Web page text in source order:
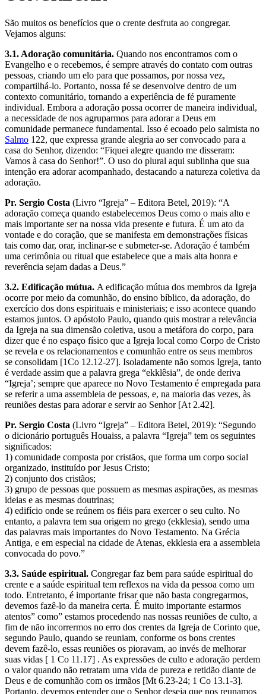
São muitos os benefícios que o crente desfruta ao congregar.
Vejamos alguns:
3.1. Adoração comunitária. Quando nos encontramos com o
Evangelho e o recebemos, é sempre através do contato com outras
pessoas, criando um elo para que possamos, por nossa vez,
compartilhá-lo. Portanto, nossa fé se desenvolve dentro de um
contexto comunitário, tornando a experiência de fé puramente
individual. Embora a adoração possa ocorrer de maneira individual,
a necessidade de nos agruparmos para adorar a Deus em
comunidade permanece fundamental. Isso é ecoado pelo salmista no
Salmo 122, que expressa grande alegria ao ser convocado para a
casa do Senhor, dizendo: “Fiquei alegre quando me disseram:
Vamos à casa do Senhor!”. O uso do plural aqui sublinha que sua
intenção era adorar acompanhado, destacando a natureza coletiva da
adoração.
Pr. Sergio Costa (Livro “Igreja” – Editora Betel, 2019): “A
adoração começa quando estabelecemos Deus como o mais alto e
mais importante ser na nossa vida presente e futura. É um ato da
vontade e do coração, que se manifesta em demonstrações físicas
tais como dar, orar, inclinar-se e submeter-se. Adoração é também
uma cerimônia ou ritual que estabelece que a mais alta honra e
reverência sejam dadas a Deus.”
3.2. Edificação mútua. A edificação mútua dos membros da Igreja
ocorre por meio da comunhão, do ensino bíblico, da adoração, do
exercício dos dons espirituais e ministeriais; e isso acontece quando
estamos juntos. O apóstolo Paulo, quando quis mostrar a relevância
da Igreja na sua dimensão coletiva, usou a metáfora do corpo, para
dizer que é no espaço físico que a Igreja local como Corpo de Cristo
se revela e os relacionamentos e comunhão entre os seus membros
se consolidam [1Co 12.12-27]. Isoladamente não somos Igreja, tanto
é verdade assim que a palavra grega “ekklêsia”, de onde deriva
“Igreja’; sempre que aparece no Novo Testamento é empregada para
se referir a uma assembleia de pessoas, e, na maioria das vezes, às
reuniões destas para adorar e servir ao Senhor [At 2.42].
Pr. Sergio Costa (Livro “Igreja” – Editora Betel, 2019): “Segundo
o dicionário português Houaiss, a palavra “Igreja” tem os seguintes
significados:
1) comunidade composta por cristãos, que forma um corpo social
organizado, instituído por Jesus Cristo;
2) conjunto dos cristãos;
3) grupo de pessoas que possuem as mesmas aspirações, as mesmas
ideias e as mesmas doutrinas;
4) edifício onde se reúnem os fiéis para exercer o seu culto. No
entanto, a palavra tem sua origem no grego (ekklesia), sendo uma
das palavras mais importantes do Novo Testamento. Na Grécia
Antiga, e em especial na cidade de Atenas, ekklesia era a assembleia
convocada do povo.”
3.3. Saúde espiritual. Congregar faz bem para saúde espiritual do
crente e a saúde espiritual tem reflexos na vida da pessoa como um
todo. Entretanto, é importante frisar que não basta congregarmos,
devemos fazê-lo da maneira certa. É muito importante estarmos
atentos” como” estamos procedendo nas nossas reuniões de culto, a
fim de não incorrermos no erro dos crentes da Igreja de Corinto que,
segundo Paulo, quando se reuniam, conforme os bons crentes
devem fazê-lo, essas reuniões os pioravam, ao invés de melhorar
suas vidas [ 1 Co 11.17] . As expressões de culto e adoração perdem
o valor quando não retratam uma vida de pureza e retidão diante de
Deus e de comunhão com os irmãos [Mt 6.23-24; 1 Co 13.1-3].
Portanto, devemos entender que o Senhor deseja que nos reunamos